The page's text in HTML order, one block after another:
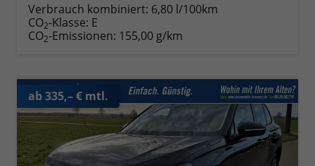
Verbrauch kombiniert: 6,80 l/100km
CO2-Klasse: E
CO2-Emissionen: 155,00 g/km
ab 335,– € mtl.